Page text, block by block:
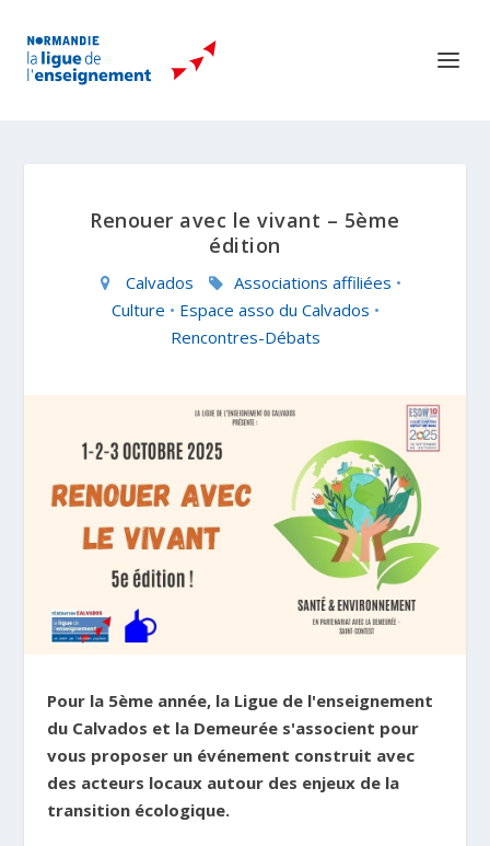
Renouer avec le vivant – 5ème
édition
Calvados Associations affiliées •
Culture • Espace asso du Calvados •
Rencontres-Débats
Pour la 5ème année, la Ligue de l'enseignement
du Calvados et la Demeurée s'associent pour
vous proposer un événement construit avec
des acteurs locaux autour des enjeux de la
transition écologique.